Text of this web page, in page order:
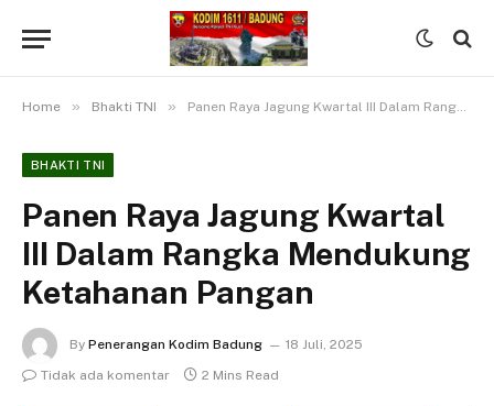
Home » Bhakti TNI » Panen Raya Jagung Kwartal III Dalam Rangka Mendukung Ketahanan Pangan
BHAKTI TNI
Panen Raya Jagung Kwartal
III Dalam Rangka Mendukung
Ketahanan Pangan
By Penerangan Kodim Badung
18 Juli, 2025
Tidak ada komentar
2 Mins Read